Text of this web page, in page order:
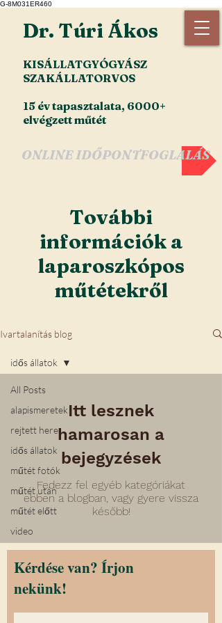
G-8M031ER460
ONLINE IDŐPONTFOGLALÁS
Dr. Túri Ákos
KISÁLLATGYÓGYÁSZ
SZAKÁLLATORVOS
15 év tapasztalata, 6000+
elvégzett műtét
További
információk a
laparoszkópos
műtétekről
Ivartalanítás blog
All Posts
alapismeretek
rejtett here
idős állatok
műtét fotók
műtét után
műtét előtt
video
idős állatok
Itt lesznek
hamarosan a
bejegyzések
Fedezz fel egyéb kategóriákat
ebben a blogban, vagy gyere vissza
később!
Kérdése van? Írjon
nekünk!